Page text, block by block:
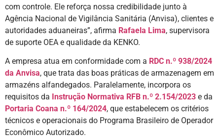
com controle. Ele reforça nossa credibilidade junto à
Agência Nacional de Vigilância Sanitária (Anvisa), clientes e
autoridades aduaneiras”, afirma Rafaela Lima, supervisora
de suporte OEA e qualidade da KENKO.
A empresa atua em conformidade com a RDC n.º 938/2024
da Anvisa, que trata das boas práticas de armazenagem em
armazéns alfandegados. Paralelamente, incorpora os
requisitos da Instrução Normativa RFB n.º 2.154/2023 e da
Portaria Coana n.º 164/2024, que estabelecem os critérios
técnicos e operacionais do Programa Brasileiro de Operador
Econômico Autorizado.